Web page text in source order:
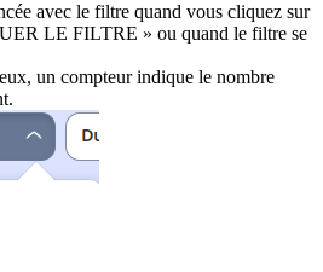
avec le filtre quand vous cliquez sur
LE FILTRE » ou quand le filtre se
un compteur indique le nombre